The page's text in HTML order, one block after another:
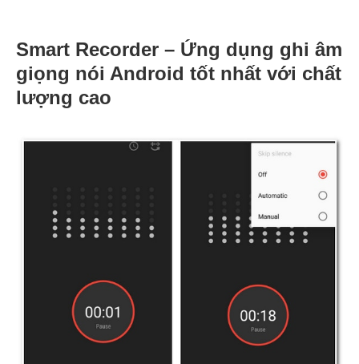
Smart Recorder – Ứng dụng ghi âm
giọng nói Android tốt nhất với chất
lượng cao